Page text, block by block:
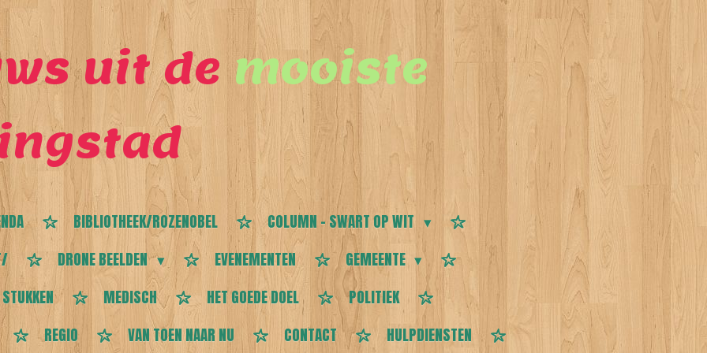
uit demooiste
BIBLIOTHEEK/ROZENOBEL
COLUMN - SWART OP WIT
DRONE BEELDEN EVENEMENTEN
GEMEENTE
MEDISCH HET GOEDE DOEL
POLITIEK
REGIO VAN TOEN NAAR NU CONTACT
HULPDIENSTEN